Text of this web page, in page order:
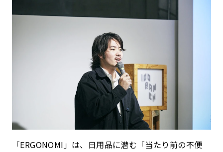
「ERGONOMI」は、日用品に潜む「当たり前の不便